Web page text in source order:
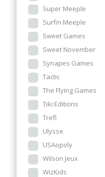
Super Meeple
Surfin Meeple
Sweet Games
Sweet November
Synapes Games
Tactic
The Flying Games
Tiki Editions
Trefl
Ulysse
USAopoly
Wilson Jeux
WizKids